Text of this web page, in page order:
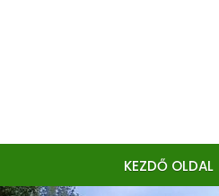
KEZDŐ OLDAL